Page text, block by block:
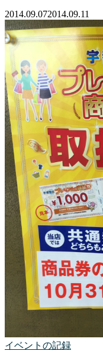
2014.09.072014.09.11
イベントの記録